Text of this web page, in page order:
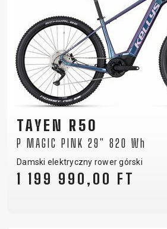
TAYEN R50
P MAGIC PINK 29" 820 Wh
Damski elektryczny rower górski
1 199 990,00 FT